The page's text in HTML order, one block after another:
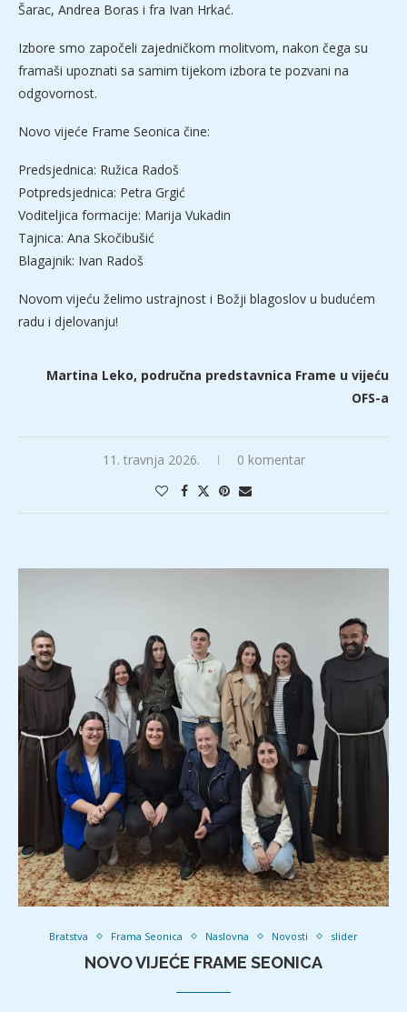
Šarac, Andrea Boras i fra Ivan Hrkać.
Izbore smo započeli zajedničkom molitvom, nakon čega su
framaši upoznati sa samim tijekom izbora te pozvani na
odgovornost.
Novo vijeće Frame Seonica čine:
Predsjednica: Ružica Radoš
Potpredsjednica: Petra Grgić
Voditeljica formacije: Marija Vukadin
Tajnica: Ana Skočibušić
Blagajnik: Ivan Radoš
Novom vijeću želimo ustrajnost i Božji blagoslov u budućem
radu i djelovanju!
Martina Leko, područna predstavnica Frame u vijeću
OFS-a
11. travnja 2026. 0 komentar
Bratstva Frama Seonica Naslovna Novosti slider
NOVO VIJEĆE FRAME SEONICA